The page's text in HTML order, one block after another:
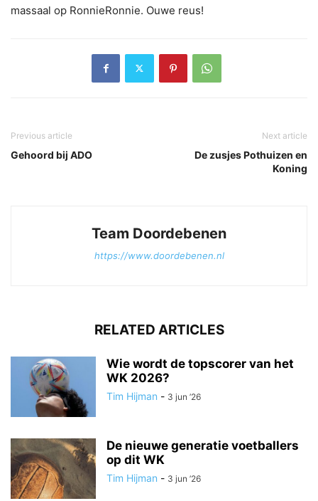
massaal op RonnieRonnie. Ouwe reus!
Previous article
Gehoord bij ADO
Next article
De zusjes Pothuizen en
Koning
Team Doordebenen
https://www.doordebenen.nl
RELATED ARTICLES
Wie wordt de topscorer van het
WK 2026?
Tim Hijman - 3 jun ’26
De nieuwe generatie voetballers
op dit WK
Tim Hijman - 3 jun ’26